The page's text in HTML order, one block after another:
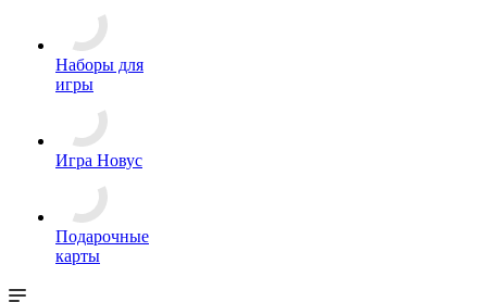
Наборы для
игры
Игра Новус
Подарочные
карты